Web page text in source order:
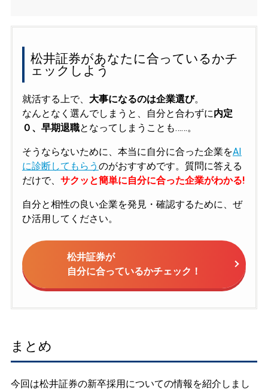
松井証券があなたに合っているかチ
ェックしよう
就活する上で、 大事になるのは企業選び。
なんとなく選んでしまうと、自分と合わずに内定
０、早期退職となってしまうことも……。
そうならないために、本当に自分に合った企業をAI
に診断してもらう のがおすすめです。質問に答える
だけで、 サクッと簡単に自分に合った企業がわかる!
自分と相性の良い企業を発見・確認するために、ぜ
ひ活用してください。
松井証券が
自分に合っているかチェック！
まとめ
今回は松井証券の新卒採用についての情報を紹介しまし